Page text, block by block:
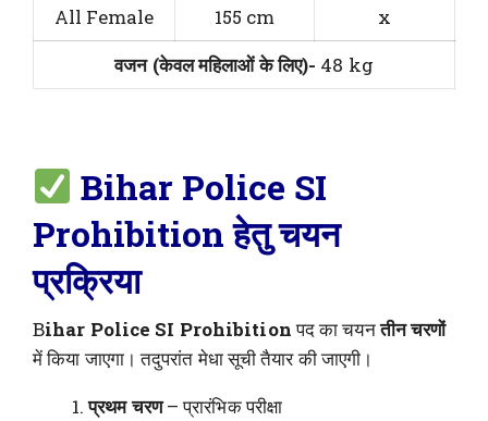
All Female
155 cm
x
वजन (केवल महिलाओं के लिए)- 48 kg
Bihar Police SI
Prohibition हेतु चयन
प्रक्रिया
Bihar Police SI Prohibitionपद का चयनतीन चरणों
में किया जाएगा। तदुपरांत मेधा सूची तैयार की जाएगी।
प्रथम चरण– प्रारंभिक परीक्षा